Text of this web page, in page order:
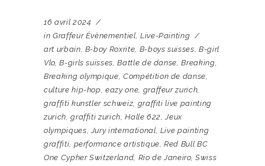
16 avril 2024
in Graffeur Évènementiel, Live-Painting
art urbain, B-boy Roxrite, B-boys suisses, B-girl
Vlo,B-girls suisses,Battle de danse,Breaking,
Breaking olympique,Compétition de danse,
culture hip-hop,eazy one, graffeur zurich,
graffiti kunstler schweiz, graffiti live painting
zurich,graffiti zurich,Halle 622,Jeux
olympiques,Jury international, Live painting
graffiti, performance artistique,Red Bull BC
One Cypher Switzerland, Rio de Janeiro,Swiss